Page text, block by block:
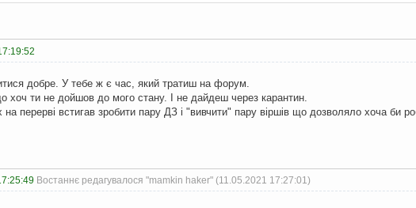
добре. У тебе ж є час, який тратиш на форум.
хоч ти не дойшов до мого стану. І не дайдеш через карантин.
на перерві встигав зробити пару ДЗ і "вивчити" пару віршів що дозволяло хоча би
Востаннє редагувалося "mamkin haker" (11.05.2021 17:27:01)